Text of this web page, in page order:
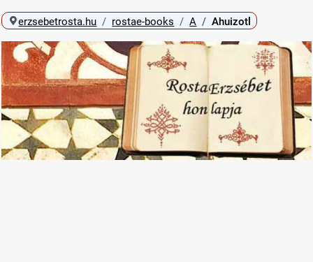
erzsebetrosta.hu rostae-books A Ahuizotl